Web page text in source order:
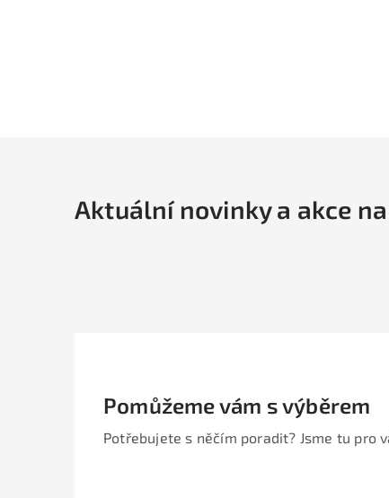
Aktuální novinky a akce
Pomůžeme vám s výběrem
Potřebujete s něčím poradit? Jsme tu pro